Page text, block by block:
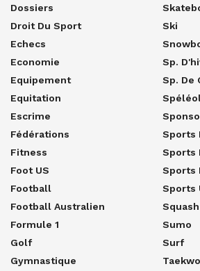
Dossiers
Droit Du Sport
Echecs
Economie
Equipement
Equitation
Escrime
Fédérations
Fitness
Foot US
Football
Football Australien
Formule 1
Golf
Gymnastique
Ski
Sp.
Sp. De
Sports
Sports
Sports
Sports
Squash
Sumo
Surf